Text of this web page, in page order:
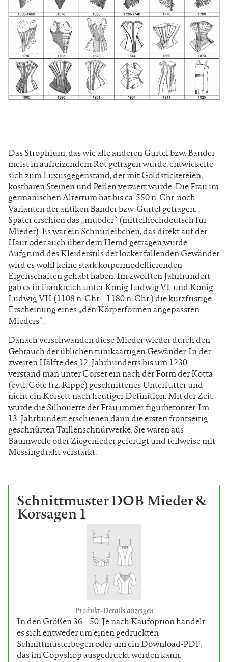
Das Strophium, das wie alle anderen Gürtel bzw. Bänder
meist in aufreizendem Rot getragen wurde, entwickelte
sich zum Luxusgegenstand, der mit Goldstickereien,
kostbaren Steinen und Perlen verziert wurde. Die Frau im
germanischen Altertum hat bis ca. 550 n. Chr. noch
Varianten der antiken Bänder bzw. Gürtel getragen.
Später erschien das „muoder“ (mittelhochdeutsch für
Mieder). Es war ein Schnürleibchen, das direkt auf der
Haut oder auch über dem Hemd getragen wurde.
Aufgrund des Kleiderstils der locker fallenden Gewänder
wird es wohl keine stark körpermodellierenden
Eigenschaften gehabt haben. Im zwölften Jahrhundert
gab es in Frankreich unter König Ludwig VI. und König
Ludwig VII (1108 n. Chr – 1180 n. Chr.) die kurzfristige
Erscheinung eines „den Körperformen angepassten
Mieders“.
Danach verschwanden diese Mieder wieder durch den
Gebrauch der üblichen tunikaartigen Gewänder. In der
zweiten Hälfte des 12. Jahrhunderts bis um 1230
verstand man unter Corset ein nach der Form der Kotta
(evtl. Côte frz. Rippe) geschnittenes Unterfutter und
nicht ein Korsett nach heutiger Definition. Mit der Zeit
wurde die Silhouette der Frau immer figurbetonter. Im
13. Jahrhundert erschienen dann die ersten frontseitig
geschnürten Taillenschnürwerke. Sie waren aus
Baumwolle oder Ziegenleder gefertigt und teilweise mit
Messingdraht verstärkt.
Schnittmuster DOB Mieder &
Korsagen 1
Produkt-Details anzeigen
In den Größen 36 – 50. Je nach Kaufoption handelt
es sich entweder um einen gedruckten
Schnittmusterbogen oder um ein Download-PDF,
das im Copyshop ausgedruckt werden kann.